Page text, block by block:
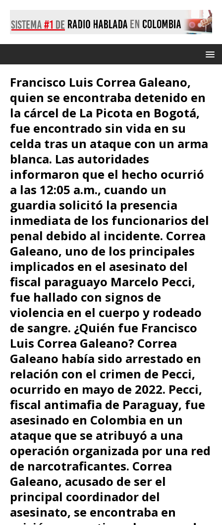
Francisco Luis Correa Galeano,
quien se encontraba detenido en
la cárcel de La Picota en Bogotá,
fue encontrado sin vida en su
celda tras un ataque con un arma
blanca. Las autoridades
informaron que el hecho ocurrió
a las 12:05 a.m., cuando un
guardia solicitó la presencia
inmediata de los funcionarios del
penal debido al incidente. Correa
Galeano, uno de los principales
implicados en el asesinato del
fiscal paraguayo Marcelo Pecci,
fue hallado con signos de
violencia en el cuerpo y rodeado
de sangre. ¿Quién fue Francisco
Luis Correa Galeano? Correa
Galeano había sido arrestado en
relación con el crimen de Pecci,
ocurrido en mayo de 2022. Pecci,
fiscal antimafia de Paraguay, fue
asesinado en Colombia en un
ataque que se atribuyó a una
operación organizada por una red
de narcotraficantes. Correa
Galeano, acusado de ser el
principal coordinador del
asesinato, se encontraba en